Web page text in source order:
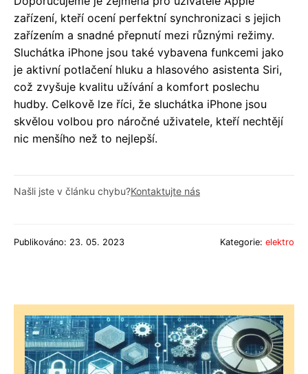
zařízení, kteří ocení perfektní synchronizaci s jejich
zařízením a snadné přepnutí mezi různými režimy.
Sluchátka iPhone jsou také vybavena funkcemi jako
je aktivní potlačení hluku a hlasového asistenta Siri,
což zvyšuje kvalitu užívání a komfort poslechu
hudby. Celkově lze říci, že sluchátka iPhone jsou
skvělou volbou pro náročné uživatele, kteří nechtějí
nic menšího než to nejlepší.
Našli jste v článku chybu?Kontaktujte nás
Publikováno: 23. 05. 2023 Kategorie: elektro